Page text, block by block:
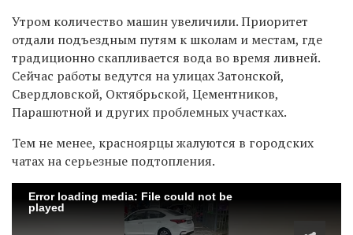
Утром количество машин увеличили. Приоритет
отдали подъездным путям к школам и местам, где
традиционно скапливается вода во время ливней.
Сейчас работы ведутся на улицах Затонской,
Свердловской, Октябрьской, Цементников,
Парашютной и других проблемных участках.
Тем не менее, красноярцы жалуются в городских
чатах на серьезные подтопления.
Error loading media: File could not be
played